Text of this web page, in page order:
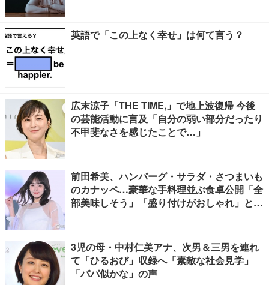
英語で「この上なく幸せ」は何て言う？
広末涼子「THE TIME,」で地上波復帰 今後
の芸能活動に言及「自分の弱い部分だったり
不甲斐なさを感じたことで…」
前田希美、ハンバーグ・サラダ・さつまいも
のカナッペ…豪華な手料理並ぶ食卓公開「全
部美味しそう」「盛り付けがおしゃれ」と絶
3児の母・中村仁美アナ、次男＆三男を連れ
て「ひるおび」収録へ「素敵な社会見学」
「パパ似かな」の声